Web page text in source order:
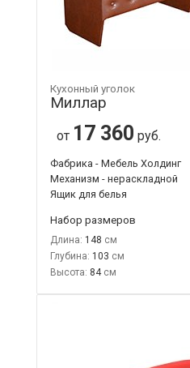
Кухонный уголок
Миллар
от 17 360 руб.
Фабрика - Мебель Холдинг
Механизм - нераскладной
Ящик для белья
Набор размеров
Длина: 148
Глубина: 103
Высота: 84